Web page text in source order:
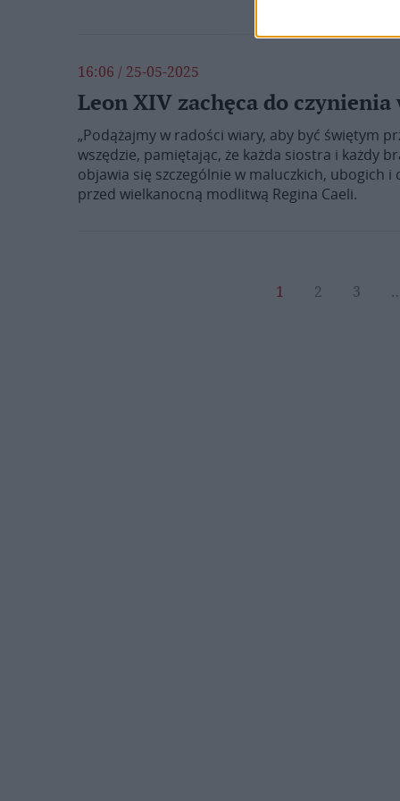
16:06 / 25-05-2025
Leon XIV zachęca do
„Podążajmy w radości wiary, aby być świętym
wszędzie, pamiętając, że każda siostra i każdy
objawia się szczególnie w maluczkich, ubogich i
przed wielkanocną modlitwą Regina Caeli.
1 2 3